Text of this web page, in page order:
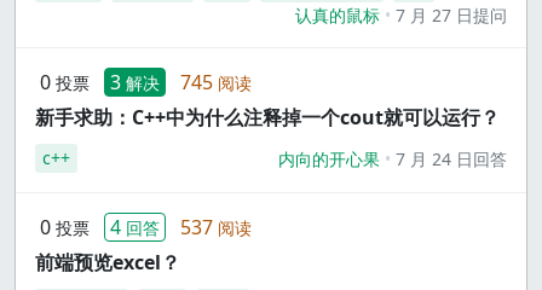
认真的鼠标
7 月 27 日提问
0 投票 3 解决 745 阅读
新手求助：C++中为什么注释掉一个cout就可以运行？
c++ 内向的开心果 7 月 24 日回答
0 投票 4 回答 537 阅读
前端预览excel？